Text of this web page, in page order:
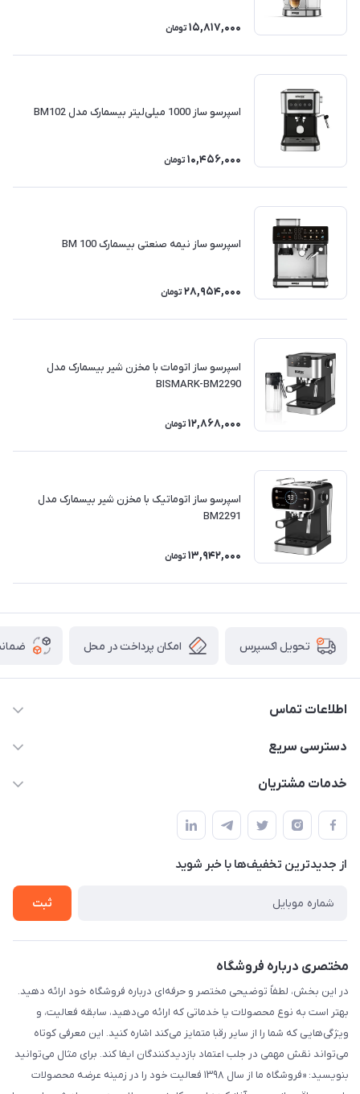
15,817,000 تومان
اسپرسو ساز 1000 میلی‌لیتر بیسمارک مدل BM102
10,456,000 تومان
اسپرسو ساز نیمه صنعتی بیسمارک BM 100
28,954,000 تومان
اسپرسو ساز اتومات با مخزن شیر بیسمارک مدل
BISMARK-BM2290
12,868,000 تومان
اسپرسو ساز اتوماتیک با مخزن شیر بیسمارک مدل
BM2291
13,942,000 تومان
تحویل اکسپرس امکان پرداخت در محل
اطلاعات تماس
۰۲۱۰۰۰۰۰۰۰۰
دسترسی سریع
حساب کاربری
لیست محصولات
درباره ما
خدمات مشتریان
قوانین و مقررات
حریم خصوصی
راهنما
از جدید‌ترین تخفیف‌ها با‌ خبر شوید
ثبت
مختصری درباره فروشگاه
در این بخش، لطفاً توضیحی مختصر و حرفه‌ای درباره فروشگاه خود ارائه دهید.
بهتر است به نوع محصولات یا خدماتی که ارائه می‌دهید، سابقه فعالیت، و
ویژگی‌هایی که شما را از سایر رقبا متمایز می‌کند اشاره کنید. این معرفی کوتاه
می‌تواند نقش مهمی در جلب اعتماد بازدیدکنندگان ایفا کند. برای مثال می‌توانید
بنویسید: «فروشگاه ما از سال ۱۳۹۸ فعالیت خود را در زمینه عرضه محصولات